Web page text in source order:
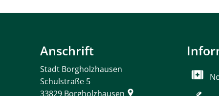
Anschrift
Stadt Borgholzhausen
Schulstraße 5
33829 Borgholzhausen